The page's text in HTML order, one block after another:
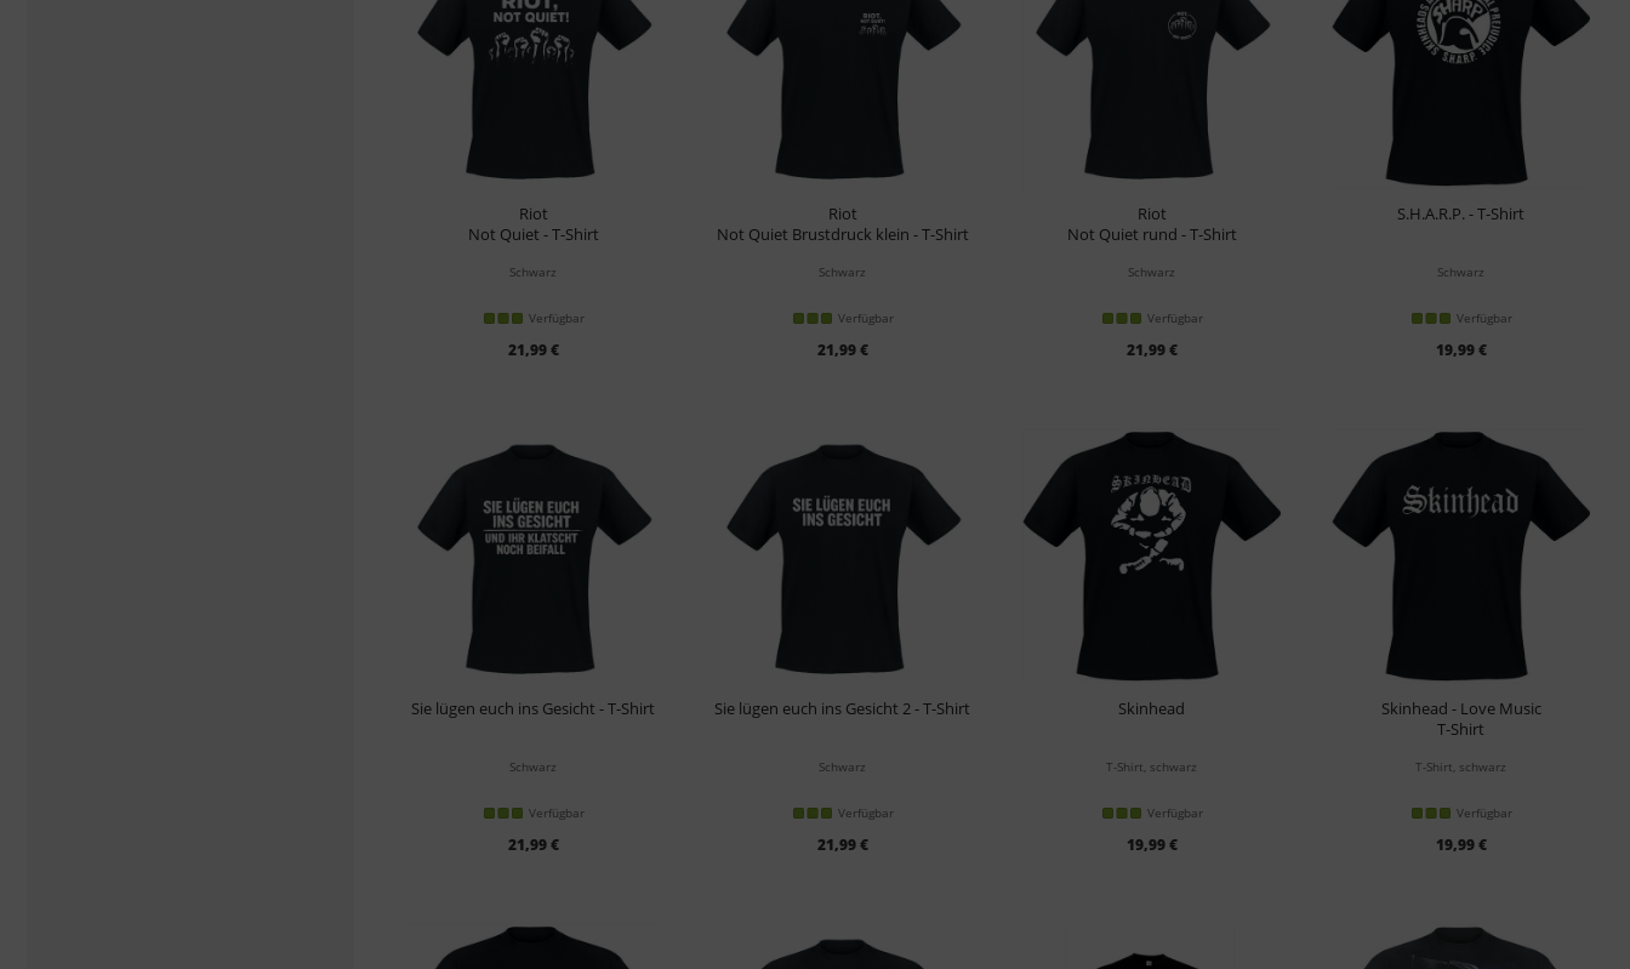
Riot
Not Quiet - T-Shirt
Schwarz
Verfügbar
21,99 €
Riot
Not Quiet Brustdruck klein - T-Shirt
Schwarz
Verfügbar
21,99 €
Riot
Not Quiet rund - T-Shirt
Schwarz
Verfügbar
21,99 €
S.H.A.R.P. - T-Shirt
Schwarz
Verfügbar
19,99 €
Sie lügen euch ins Gesicht - T-Shirt
Schwarz
Verfügbar
21,99 €
Sie lügen euch ins Gesicht 2 - T-Shirt
Schwarz
Verfügbar
21,99 €
Skinhead
T-Shirt, schwarz
Verfügbar
19,99 €
Skinhead - Love Music
T-Shirt
T-Shirt, schwarz
Verfügbar
19,99 €